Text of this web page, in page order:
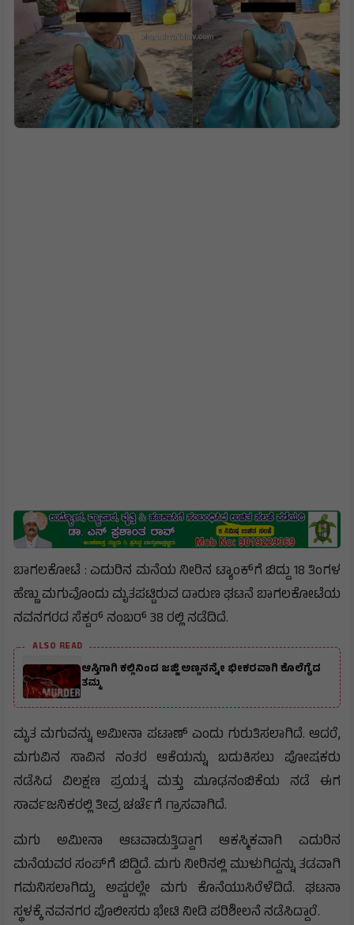
ಬಾಗಲಕೋಟೆ : ಎದುರಿನ ಮನೆಯ ನೀರಿನ ಟ್ಯಾಂಕ್‌ಗೆ ಬಿದ್ದು 18 ತಿಂಗಳ
ಹೆಣ್ಣು ಮಗುವೊಂದು ಮೃತಪಟ್ಟಿರುವ ದಾರುಣ ಘಟನೆ ಬಾಗಲಕೋಟೆಯ
ನವನಗರದ ಸೆಕ್ಟರ್ ನಂಬರ್ 38 ರಲ್ಲಿ ನಡೆದಿದೆ.
ALSO READ
ಆಸ್ತಿಗಾಗಿ ಕಲ್ಲಿನಿಂದ ಜಜ್ಜಿ ಅಣ್ಣನನ್ನೇ ಭೀಕರವಾಗಿ ಕೊಲೆಗೈದ
ತಮ್ಮ
ಮೃತ ಮಗುವನ್ನು ಅಮೀನಾ ಪಟಾಣ್ ಎಂದು ಗುರುತಿಸಲಾಗಿದೆ. ಆದರೆ,
ಮಗುವಿನ ಸಾವಿನ ನಂತರ ಆಕೆಯನ್ನು ಬದುಕಿಸಲು ಪೋಷಕರು
ನಡೆಸಿದ ವಿಲಕ್ಷಣ ಪ್ರಯತ್ನ ಮತ್ತು ಮೂಢನಂಬಿಕೆಯ ನಡೆ ಈಗ
ಸಾರ್ವಜನಿಕರಲ್ಲಿ ತೀವ್ರ ಚರ್ಚೆಗೆ ಗ್ರಾಸವಾಗಿದೆ.
ಮಗು ಅಮೀನಾ ಆಟವಾಡುತ್ತಿದ್ದಾಗ ಆಕಸ್ಮಿಕವಾಗಿ ಎದುರಿನ
ಮನೆಯವರ ಸಂಪ್‌ಗೆ ಬಿದ್ದಿದೆ. ಮಗು ನೀರಿನಲ್ಲಿ ಮುಳುಗಿದ್ದನ್ನು ತಡವಾಗಿ
ಗಮನಿಸಲಾಗಿದ್ದು, ಅಷ್ಟರಲ್ಲೇ ಮಗು ಕೊನೆಯುಸಿರೆಳೆದಿದೆ. ಘಟನಾ
ಸ್ಥಳಕ್ಕೆ ನವನಗರ ಪೊಲೀಸರು ಭೇಟಿ ನೀಡಿ ಪರಿಶೀಲನೆ ನಡೆಸಿದ್ದಾರೆ.